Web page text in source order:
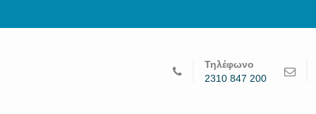
Τηλέφωνο
2310 847 200